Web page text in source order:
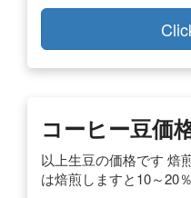
コーヒー豆価
以上生豆の価格です 焙
は焙煎しますと10～20